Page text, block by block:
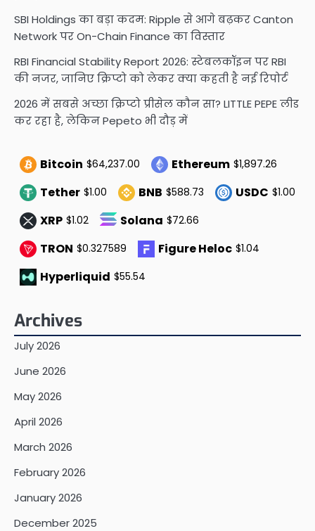
SBI Holdings का बड़ा कदम: Ripple से आगे बढ़कर Canton
Network पर On-Chain Finance का विस्तार
RBI Financial Stability Report 2026: स्टेबलकॉइन पर RBI
की नजर, जानिए क्रिप्टो को लेकर क्या कहती है नई रिपोर्ट
2026 में सबसे अच्छा क्रिप्टो प्रीसेल कौन सा? LITTLE PEPE लीड
कर रहा है, लेकिन Pepeto भी दौड़ में
Bitcoin $64,237.00 Ethereum $1,897.26
Tether $1.00 BNB $588.73 USDC $1.00
XRP $1.02 Solana $72.66
TRON $0.327589 Figure Heloc $1.04
Hyperliquid $55.54
Archives
July 2026
June 2026
May 2026
April 2026
March 2026
February 2026
January 2026
December 2025